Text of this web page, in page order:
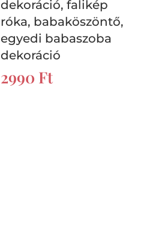
dekoráció, falikép
róka, babaköszöntő,
egyedi babaszoba
dekoráció
2990 Ft